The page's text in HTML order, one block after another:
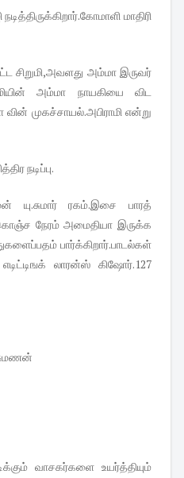
மாதிரி
சிறுமி,அவளது அம்மா இருவர்
அம்மா நாயகியை விட
முகச்சாயல்.அபிராமி என்று
நடிப்பு.
யு.சுமார் ரகம்.இசை பாரத்
நேரம் அமைதியா இருக்க
பார்க்கிறார்.பாடல்கள்
லாரன்ஸ் கிஷோர்.127
வாசகர்களை உயர்த்தியும்